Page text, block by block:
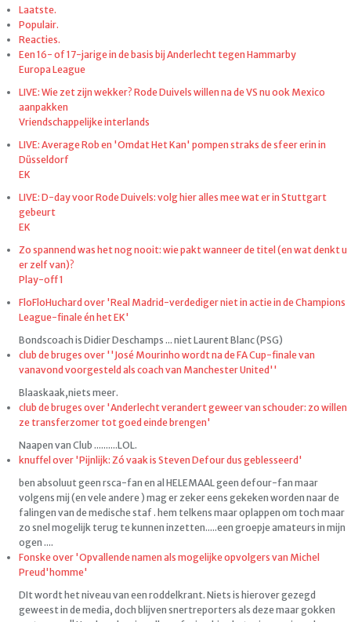
Laatste.
Populair.
Reacties.
Een 16- of 17-jarige in de basis bij Anderlecht tegen Hammarby
Europa League
LIVE: Wie zet zijn wekker? Rode Duivels willen na de VS nu ook Mexico
aanpakken
Vriendschappelijke interlands
LIVE: Average Rob en 'Omdat Het Kan' pompen straks de sfeer erin in
Düsseldorf
EK
LIVE: D-day voor Rode Duivels: volg hier alles mee wat er in Stuttgart
gebeurt
EK
Zo spannend was het nog nooit: wie pakt wanneer de titel (en wat denkt u
er zelf van)?
Play-off 1
FloFloHuchard over 'Real Madrid-verdediger niet in actie in de Champions
League-finale én het EK'
Bondscoach is Didier Deschamps ... niet Laurent Blanc (PSG)
club de bruges over ''José Mourinho wordt na de FA Cup-finale van
vanavond voorgesteld als coach van Manchester United''
Blaaskaak,niets meer.
club de bruges over 'Anderlecht verandert geweer van schouder: zo willen
ze transferzomer tot goed einde brengen'
Naapen van Club ..........LOL.
knuffel over 'Pijnlijk: Zó vaak is Steven Defour dus geblesseerd'
ben absoluut geen rsca-fan en al HELEMAAL geen defour-fan maar
volgens mij (en vele andere ) mag er zeker eens gekeken worden naar de
falingen van de medische staf . hem telkens maar oplappen om toch maar
zo snel mogelijk terug te kunnen inzetten.....een groepje amateurs in mijn
ogen ....
Fonske over 'Opvallende namen als mogelijke opvolgers van Michel
Preud'homme'
DIt wordt het niveau van een roddelkrant. Niets is hierover gezegd
geweest in de media, doch blijven snertreporters als deze maar gokken